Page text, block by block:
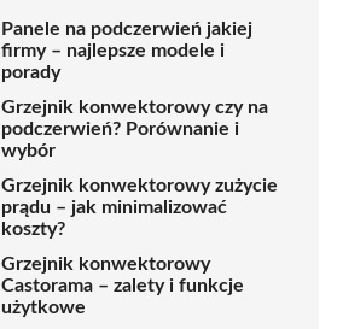
Panele na podczerwień jakiej
firmy – najlepsze modele i
porady
Grzejnik konwektorowy czy na
podczerwień? Porównanie i
wybór
Grzejnik konwektorowy zużycie
prądu – jak minimalizować
koszty?
Grzejnik konwektorowy
Castorama – zalety i funkcje
użytkowe